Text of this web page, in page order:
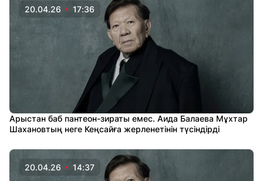
20.04.26 17:36
Арыстан баб пантеон-зираты емес. Аида Балаева Мұхтар
Шахановтың неге Кеңсайға жерленетінін түсіндірді
20.04.26 14:37